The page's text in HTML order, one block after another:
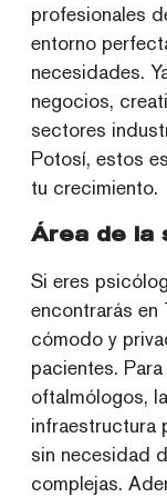
profesionales
entorno
necesidades.
negocios,
sectores
Potosí, estos
tu crecimiento.
Área de la
Si eres
encontrarás en
cómodo y
pacientes.
oftalmólogos,
infraestructura
sin necesidad
complejas.